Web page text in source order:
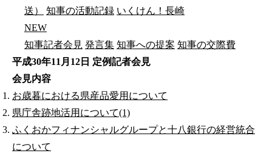
送）
知事の活動記録 いくけん！長崎
NEW
知事記者会見 発言集 知事への提案 知事の交際費
平成30年11月12日 定例記者会見
会見内容
お歳暮における県産品愛用について
県庁舎跡地活用について(1)
ふくおかフィナンシャルグループと十八銀行の経営統合
について